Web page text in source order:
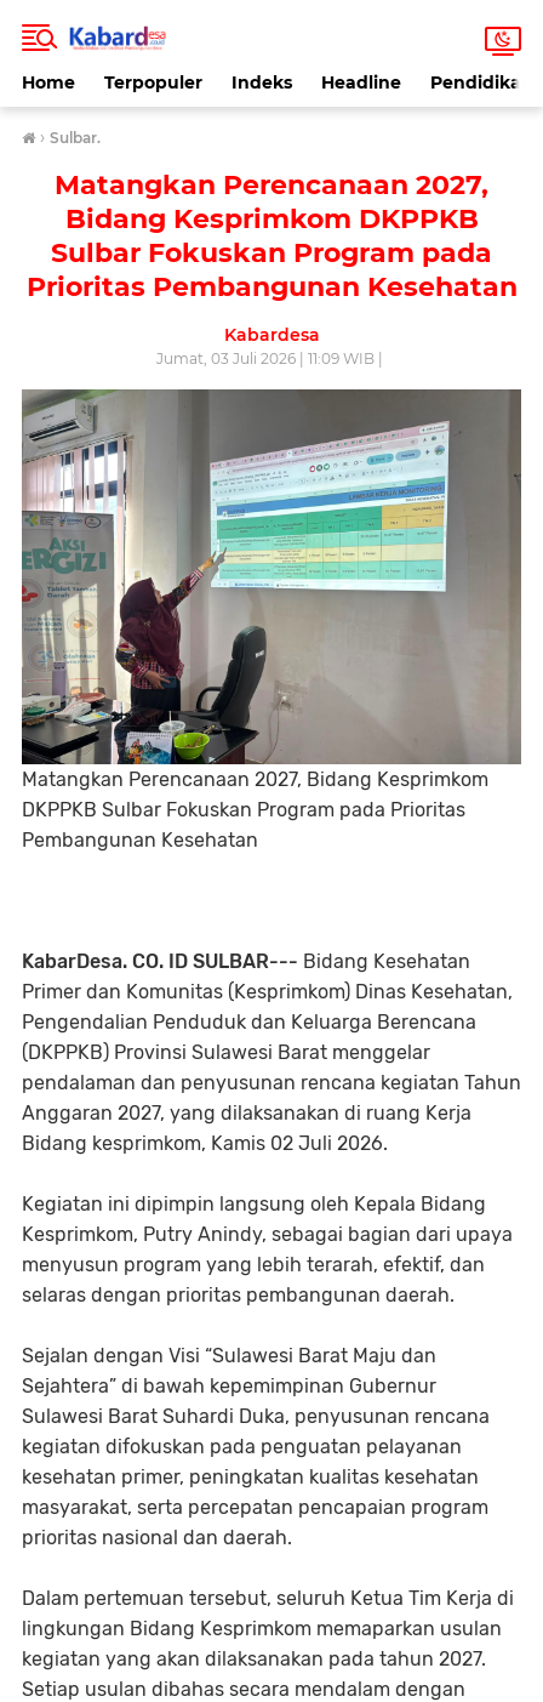
Home Terpopuler Indeks Headline Pendidikan
› Sulbar.
Matangkan Perencanaan 2027,
Bidang Kesprimkom DKPPKB
Sulbar Fokuskan Program pada
Prioritas Pembangunan Kesehatan
Kabardesa
Jumat, 03 Juli 2026 | 11:09 WIB |
Matangkan Perencanaan 2027, Bidang Kesprimkom
DKPPKB Sulbar Fokuskan Program pada Prioritas
Pembangunan Kesehatan
KabarDesa. CO. ID SULBAR--- Bidang Kesehatan
Primer dan Komunitas (Kesprimkom) Dinas Kesehatan,
Pengendalian Penduduk dan Keluarga Berencana
(DKPPKB) Provinsi Sulawesi Barat menggelar
pendalaman dan penyusunan rencana kegiatan Tahun
Anggaran 2027, yang dilaksanakan di ruang Kerja
Bidang kesprimkom, Kamis 02 Juli 2026.
Kegiatan ini dipimpin langsung oleh Kepala Bidang
Kesprimkom, Putry Anindy, sebagai bagian dari upaya
menyusun program yang lebih terarah, efektif, dan
selaras dengan prioritas pembangunan daerah.
Sejalan dengan Visi “Sulawesi Barat Maju dan
Sejahtera” di bawah kepemimpinan Gubernur
Sulawesi Barat Suhardi Duka, penyusunan rencana
kegiatan difokuskan pada penguatan pelayanan
kesehatan primer, peningkatan kualitas kesehatan
masyarakat, serta percepatan pencapaian program
prioritas nasional dan daerah.
Dalam pertemuan tersebut, seluruh Ketua Tim Kerja di
lingkungan Bidang Kesprimkom memaparkan usulan
kegiatan yang akan dilaksanakan pada tahun 2027.
Setiap usulan dibahas secara mendalam dengan